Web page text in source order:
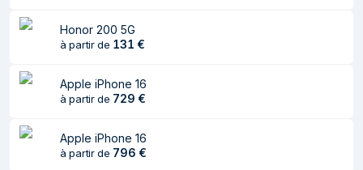
l'écran (extérieur)
Prise en charge
Oui
Technologie HDR
élevée)
Dolby Vision, High Dynamic Range
Densité en pixels 446 pixels par pouce
Honor 200 5G
à partir de 131 €
Apple iPhone 16
à partir de 729 €
Apple iPhone 16
à partir de 796 €